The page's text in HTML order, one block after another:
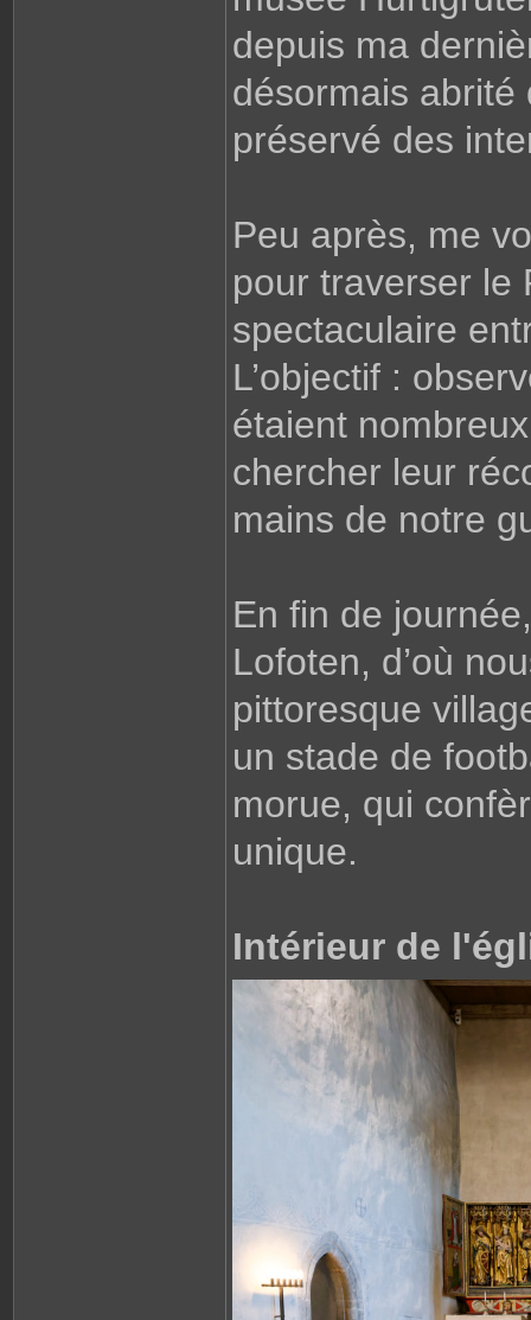
depuis ma
désormais abrité
préservé des
Peu après, me
pour traverser le
spectaculaire
L’objectif :
étaient
chercher leur
mains de notre
En fin de
Lofoten, d’où
pittoresque
un stade de
morue, qui
unique.
Intérieur de